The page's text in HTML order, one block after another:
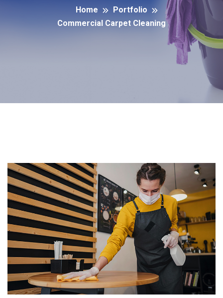
Home
Portfolio
Commercial Carpet Cleaning